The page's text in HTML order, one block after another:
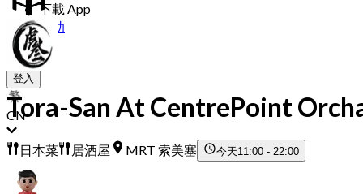
下載 App
幫助
加入
登入
CN
Tora-San At CentrePoint
日本菜 居酒屋 MRT 索美塞 今天11:00 - 22:00